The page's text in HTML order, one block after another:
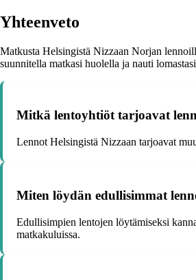
Yhteenveto
Matkusta Helsingistä Nizzaan Norjan
suunnitella matkasi huolella ja nauti
Mitkä lentoyhtiöt tarjoavat
Lennot Helsingistä Nizzaan tarjoavat
Miten löydän edullisimmat
Edullisimpien lentojen löytämiseksi
matkakuluissa.